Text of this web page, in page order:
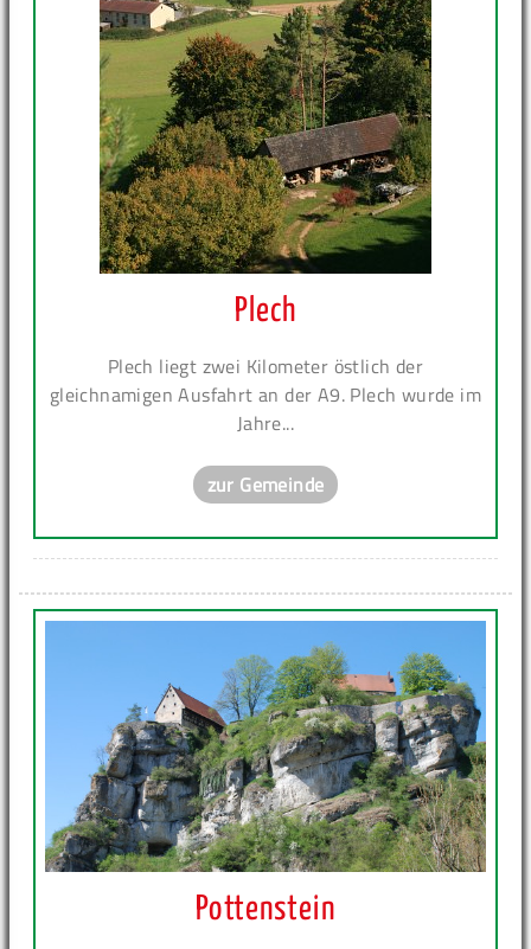
Plech
Plech liegt zwei Kilometer östlich der
gleichnamigen Ausfahrt an der A9. Plech wurde im
Jahre...
zur Gemeinde
Pottenstein